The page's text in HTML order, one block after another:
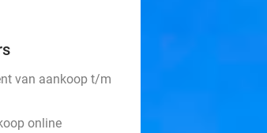
van aankoop t/m
online